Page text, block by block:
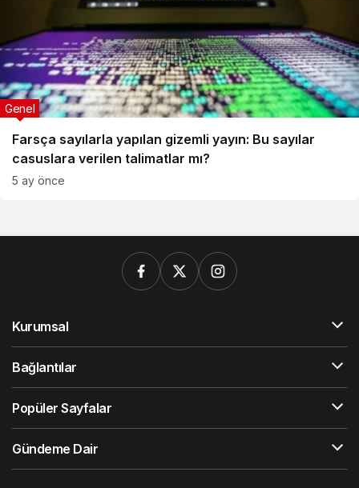
Farsça sayılarla yapılan gizemli yayın: Bu sayılar
casuslara verilen talimatlar mı?
Genel
5 ay önce
Kurumsal
Bağlantılar
Popüler Sayfalar
Gündeme Dair